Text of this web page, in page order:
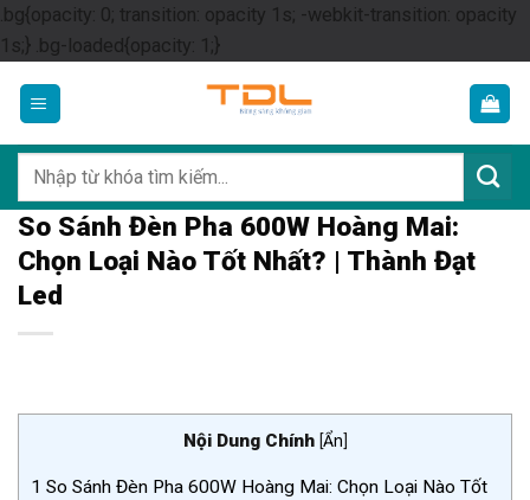
.bg{opacity: 0; transition: opacity 1s; -webkit-transition: opacity
1s;} .bg-loaded{opacity: 1;}Skip
content
kiếm:
So Sánh Đèn Pha 600W Hoàng Mai:
Chọn Loại Nào Tốt Nhất? | Thành Đạt
Led
Nội Dung Chính [Ẩn]
1 So Sánh Đèn Pha 600W Hoàng Mai: Chọn Loại Nào Tốt